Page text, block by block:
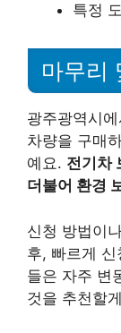
특정
마무리
광주광역시
차량을 구매
예요. 전기차
더불어 환경
신청 방법이
후, 빠르게
들은 자주 변
것을 추천할